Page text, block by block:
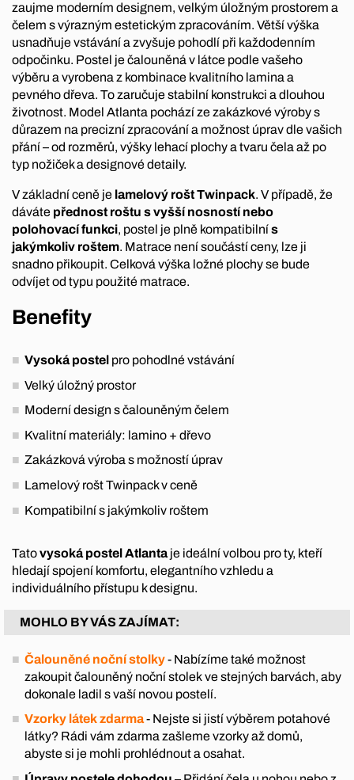
zaujme moderním designem, velkým úložným prostorem a
čelem s výrazným estetickým zpracováním. Větší výška
usnadňuje vstávání a zvyšuje pohodlí při každodenním
odpočinku. Postel je čalouněná v látce podle vašeho
výběru a vyrobena z kombinace kvalitního lamina a
pevného dřeva. To zaručuje stabilní konstrukci a dlouhou
životnost. Model Atlanta pochází ze zakázkové výroby s
důrazem na precizní zpracování a možnost úprav dle vašich
přání – od rozměrů, výšky lehací plochy a tvaru čela až po
typ nožiček a designové detaily.
V základní ceně je lamelový rošt Twinpack. V případě, že
dáváte přednost roštu s vyšší nosností nebo
polohovací funkci, postel je plně kompatibilnís
jakýmkoliv roštem. Matrace není součástí ceny, lze ji
snadno přikoupit. Celková výška ložné plochy se bude
odvíjet od typu použité matrace.
Benefity
Vysoká postel pro pohodlné vstávání
Velký úložný prostor
Moderní design s čalouněným čelem
Kvalitní materiály: lamino + dřevo
Zakázková výroba s možností úprav
Lamelový rošt Twinpack v ceně
Kompatibilní s jakýmkoliv roštem
Tatovysoká postel Atlantaje ideální volbou pro ty, kteří
hledají spojení komfortu, elegantního vzhledu a
individuálního přístupu k designu.
MOHLO BY VÁS ZAJÍMAT:
Čalouněné noční stolky- Nabízíme také možnost
zakoupit čalouněný noční stolek ve stejných barvách, aby
dokonale ladil s vaší novou postelí.
Vzorky látek zdarma- Nejste si jistí výběrem potahové
látky? Rádi vám zdarma zašleme vzorky až domů,
abyste si je mohli prohlédnout a osahat.